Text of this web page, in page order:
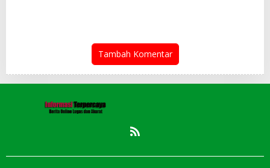
Tambah Komentar